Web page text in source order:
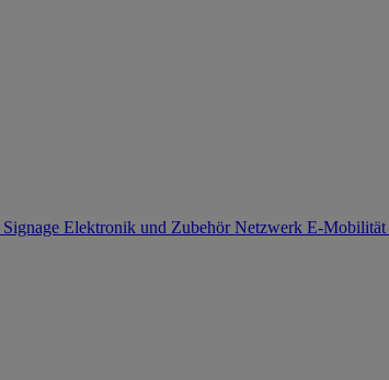
Elektronik und ZubehörNetzwerk E-Mobilität